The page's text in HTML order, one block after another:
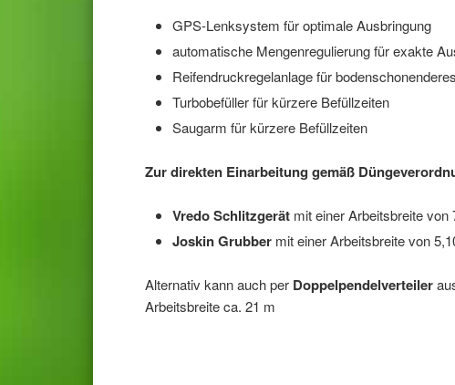
GPS-Lenksystem für optimale Ausbringung
automatische Mengenregulierung für exakte
Reifendruckregelanlage für
Turbobefüller für kürzere Befüllzeiten
Saugarm für kürzere Befüllzeiten
Zur direkten Einarbeitung gemäß
Vredo Schlitzgerätmit einer Arbeitsbreite von
Joskin Grubbermit einer Arbeitsbreite von
Alternativ kann auch per Doppelpendelverteiler
Arbeitsbreite ca. 21 m